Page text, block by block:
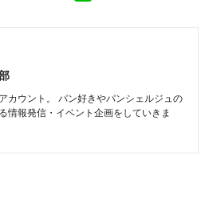
カウント。 パン好きやパンシェルジュの
情報発信・イベント企画をしていきま